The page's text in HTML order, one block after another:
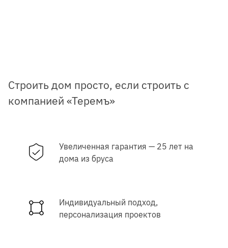
Строить дом просто, если строить с
компанией «Теремъ»
Увеличенная гарантия — 25 лет на
дома из бруса
Индивидуальный подход,
персонализация проектов